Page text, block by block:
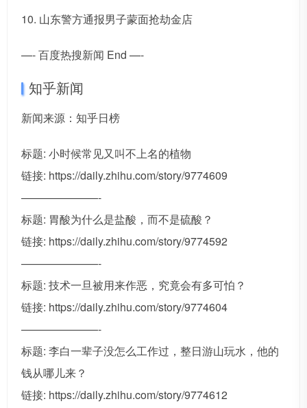
10. 山东警方通报男子蒙面抢劫金店
—- 百度热搜新闻 End —-
知乎新闻
新闻来源：知乎日榜
标题: 小时候常见又叫不上名的植物
链接: https://daily.zhihu.com/story/9774609
———————-
标题: 胃酸为什么是盐酸，而不是硫酸？
链接: https://daily.zhihu.com/story/9774592
———————-
标题: 技术一旦被用来作恶，究竟会有多可怕？
链接: https://daily.zhihu.com/story/9774604
———————-
标题: 李白一辈子没怎么工作过，整日游山玩水，他的
钱从哪儿来？
链接: https://daily.zhihu.com/story/9774612